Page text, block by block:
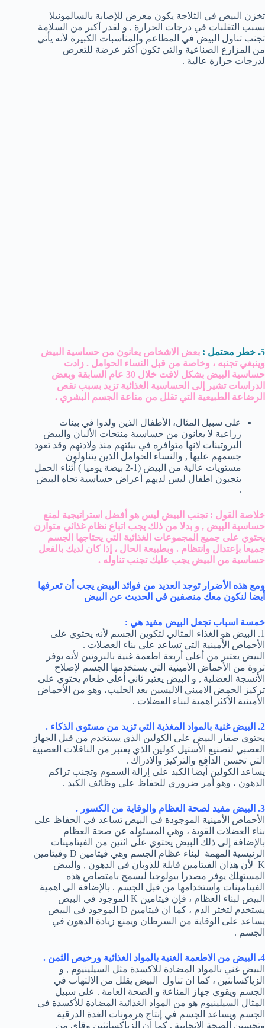
تخزن البيض في الثلاجة يكون معرض للإصابة بالسالمونيلا
بسبب التقلبات في درجات الحرارة , و لقدر أكبر من السلامة
تجنب تناول البيض في المطاعم والمناسبات الكبيرة لأنه يأتي
من المزارع الصناعية والتي تكون أكثر عرضة للتعرض
لدرجات حرارة عالية .
5. خطر محتمل :
بعض الاشخاص يعانون من حساسية البيض
وينبغي تجنبه ، وخاصة من قبل النساء الحوامل . زادت
حساسية البيض بشكل لافت خلال 30 عام السابقة وبعض
الدراسات تشير إلى الحساسية الغذائية تزيد بسبب نقص
الرضاعة الطبيعية التي تقلل من مناعة الجسم البشري .
على سبيل المثال، الأطفال الذين ولدوا في بيئات
زراعية لا يعانون من حساسية منتجات الألبان والبيض
البروتينات لانها متوافره في بيئتهم منذ ولادتهم وقد تعود
جسمهم عليها , والنساء الحوامل الذين يتناولون
مستويات عالية من البيض (1-2 بيضة يوميا ) أثناء الحمل
ينجبون اطفال ليس لديهم أعراض حساسية تجاه البيض
.
خلاصة القول : تجنب البيض ليس هو أفضل استراتيجية لمنع
حساسية البيض , و بدلا من ذلك يجب اتباع نظام غذائي متوازن
يحتوي على جميع المجموعات الغذائية التي يحتاجها الجسم
جميعا بإعتدال وانتظام . وبطبيعة الحال ، إذا كان لديك بالفعل
حساسية من البيض يجب عليك تجنب تناوله .
ومع هذه الأضرار توجد العديد من فوائد البيض يجب أن تعرفها
أيضا لنكون معك منصفين في الحديث عن البيض
خمسة اسباب تجعل البيض مفيد هي :
1. البيض هو الغذاء المثالي لتكوين الجسم لأنه يحتوي على
الأحماض الأمينية التي تساعد على بناء العضلات .
البيض يعتبر من أعلى أربعة اطعمة غنية بالبروتين لأنه يوفر
ثروة من الأحماض الأمينية التي يستخدمها الجسم لإصلاح
الأنسجة العضلية , و البيض يعتبر ثاني أعلى طعام يحتوي على
تركيز الحمض الاميني الاليسين بعد الحليب، وهو من الأحماض
الأمينية الأكثر أهمية لبناء العضلات .
2. البيض غنية بالمواد المغذية التي تزيد من مستوى الذكاء .
يحتوي صفار البيض على الكولين الذي يستخدم من قبل الجهاز
العصبي لتصنيع الأستيل كولين الذي يعتبر من الناقلات العصبية
التي تحسن الدافع والتركيز والادراك .
يساعد الكولين أيضا الكبد على إزالة السموم وتجنب تراكم
الدهون ، وهو أمر ضروري للحفاظ على وظائف الكبد .
3. البيض مفيد لصحة العظام والوقاية من الكسور .
الأحماض الأمينية الموجودة في البيض تساعد في الحفاظ على
بناء العضلات القوية ، وهي المسئوله عن صحة العظام
بالإضافة إلى ذلك البيض يحتوي على اثنين من الفيتامينات
الرئيسية المهمة لبناء عظام الجسم وهي فيتامين D وفيتامين
K لأن هذان الفيتامين قابلة للذوبان في الدهون , والبيض
المستهلك يوفر مصدرا بيولوجيا ليسمح بامتصاص هذه
الفيتامينات واستخدامها من قبل الجسم . بالإضافة الى اهمية
البيض لبناء العظام ، فإن فيتامين K الموجود في البيض
يستخدم لتخثر الدم ، كما ان فيتامين D الموجود في البيض
يساعد على الوقاية من السرطان ويمنع زيادة الدهون في
الجسم .
4. البيض من الاطعمة الغنية بالمواد الغذائية ورخيص الثمن .
البيض غني بالمواد المضادة للاكسدة مثل السيلينيوم , و
الزياكسانثين ، كما ان تناول البيض يقلل من الالتهاب في
الجسم ويقوي جهاز المناعة و الصحة العامة . على سبيل
المثال السيلينيوم هو من المواد الغذائية المضادة للأكسدة في
الجسم ويساعد الجسم في إنتاج هرمونات الغدة الدرقية
وتحسين الصحة الإنجابية , كما ان الزياكسانثين وقاي من